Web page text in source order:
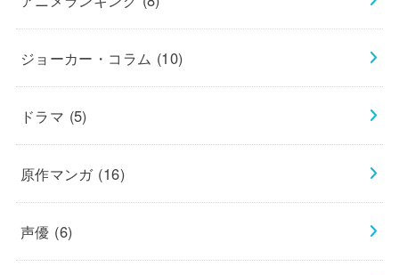
ジョーカー・コラム (10)
ドラマ (5)
原作マンガ (16)
声優 (6)